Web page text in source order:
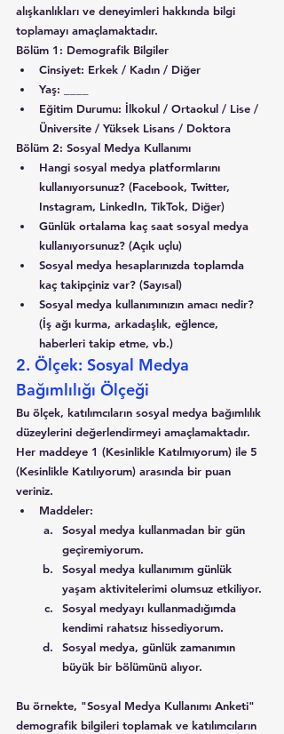
alışkanlıkları ve deneyimleri hakkında bilgi
toplamayı amaçlamaktadır.
Bölüm 1: Demografik Bilgiler
Cinsiyet: Erkek / Kadın / Diğer
Yaş: ____
Eğitim Durumu: İlkokul / Ortaokul / Lise /
Üniversite / Yüksek Lisans / Doktora
Bölüm 2: Sosyal Medya Kullanımı
Hangi sosyal medya platformlarını
kullanıyorsunuz? (Facebook, Twitter,
Instagram, LinkedIn, TikTok, Diğer)
Günlük ortalama kaç saat sosyal medya
kullanıyorsunuz? (Açık uçlu)
Sosyal medya hesaplarınızda toplamda
kaç takipçiniz var? (Sayısal)
Sosyal medya kullanımınızın amacı nedir?
(İş ağı kurma, arkadaşlık, eğlence,
haberleri takip etme, vb.)
2. Ölçek: Sosyal Medya
Bağımlılığı Ölçeği
Bu ölçek, katılımcıların sosyal medya bağımlılık
düzeylerini değerlendirmeyi amaçlamaktadır.
Her maddeye 1 (Kesinlikle Katılmıyorum) ile 5
(Kesinlikle Katılıyorum) arasında bir puan
veriniz.
Maddeler:
Sosyal medya kullanmadan bir gün
geçiremiyorum.
Sosyal medya kullanımım günlük
yaşam aktivitelerimi olumsuz etkiliyor.
Sosyal medyayı kullanmadığımda
kendimi rahatsız hissediyorum.
Sosyal medya, günlük zamanımın
büyük bir bölümünü alıyor.
Bu örnekte, "Sosyal Medya Kullanımı Anketi"
demografik bilgileri toplamak ve katılımcıların